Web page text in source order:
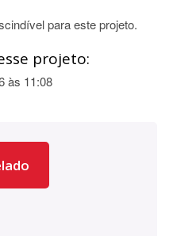
para este projeto.
projeto:
às 11:08